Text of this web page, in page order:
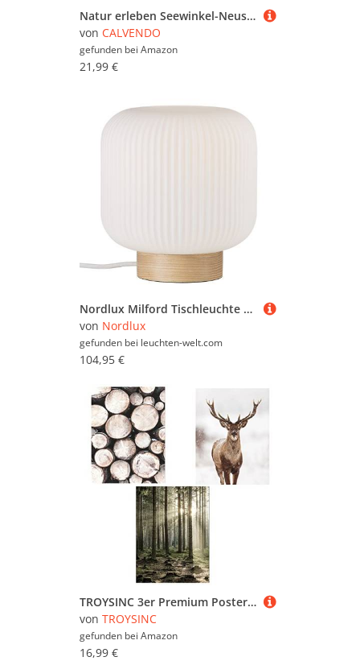
Natur erleben Seewinkel-Neusiedlersee (Wandkalender 2026 DIN A4 quer), CALVENDO Monatskalender: Naturkulisse Seewinkel im Burgenland, Österreich (CALVENDO Natur)
von CALVENDO
gefunden bei Amazon
21,99 €
Nordlux Milford Tischleuchte natur E27
von Nordlux
gefunden bei leuchten-welt.com
104,95 €
TROYSINC 3er Premium Poster Set, Moderne Natur Winter Landschaft Wandbilder Leinwandbilder, Ohne Rahmen Kunst Wald Bilder Wanddecor für Wohnzimmer (Stil A,30 x 40 cm)
von TROYSINC
gefunden bei Amazon
16,99 €